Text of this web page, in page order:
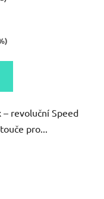
– revoluční Speed
pro...